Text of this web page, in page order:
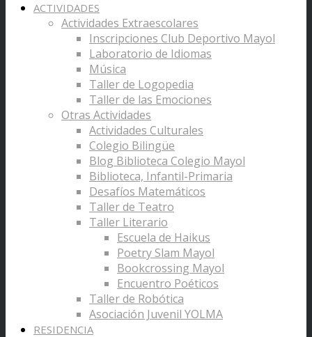
ACTIVIDADES
Actividades Extraescolares
Inscripciones Club Deportivo Mayol
Laboratorio de Idiomas
Música
Taller de Logopedia
Taller de las Emociones
Otras Actividades
Actividades Culturales
Colegio Bilingüe
Blog Biblioteca Colegio Mayol
Biblioteca, Infantil-Primaria
Desafíos Matemáticos
Taller de Teatro
Taller Literario
Escuela de Haikus
Poetry Slam Mayol
Bookcrossing Mayol
Encuentro Poéticos
Taller de Robótica
Asociación Juvenil YOLMA
RESIDENCIA